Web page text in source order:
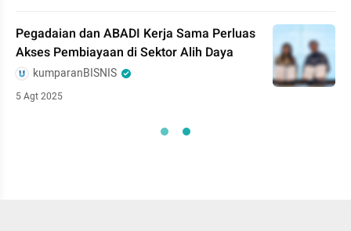
Pegadaian dan ABADI Kerja Sama Perluas
Akses Pembiayaan di Sektor Alih Daya
kumparanBISNIS
5 Agt 2025